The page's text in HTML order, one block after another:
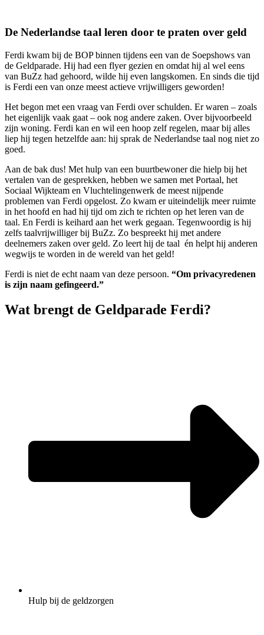
De Nederlandse taal leren door te praten over geld
Ferdi kwam bij de BOP binnen tijdens een van de Soepshows van
de Geldparade. Hij had een flyer gezien en omdat hij al wel eens
van BuZz had gehoord, wilde hij even langskomen. En sinds die tijd
is Ferdi een van onze meest actieve vrijwilligers geworden!
Het begon met een vraag van Ferdi over schulden. Er waren – zoals
het eigenlijk vaak gaat – ook nog andere zaken. Over bijvoorbeeld
zijn woning. Ferdi kan en wil een hoop zelf regelen, maar bij alles
liep hij tegen hetzelfde aan: hij sprak de Nederlandse taal nog niet zo
goed.
Aan de bak dus! Met hulp van een buurtbewoner die hielp bij het
vertalen van de gesprekken, hebben we samen met Portaal, het
Sociaal Wijkteam en Vluchtelingenwerk de meest nijpende
problemen van Ferdi opgelost. Zo kwam er uiteindelijk meer ruimte
in het hoofd en had hij tijd om zich te richten op het leren van de
taal. En Ferdi is keihard aan het werk gegaan. Tegenwoordig is hij
zelfs taalvrijwilliger bij BuZz. Zo bespreekt hij met andere
deelnemers zaken over geld. Zo leert hij de taal én helpt hij anderen
wegwijs te worden in de wereld van het geld!
Ferdi is niet de echt naam van deze persoon. “Om privacyredenen
is zijn naam gefingeerd.”
Wat brengt de Geldparade Ferdi?
Hulp bij de geldzorgen